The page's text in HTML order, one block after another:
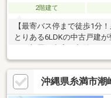
2階建て
【最寄バス停まで徒歩1分
とりある6LDKの中古戸建
彩に活用できます。和室も
としても重宝します。キッ
日のお料理が快適です。最
学に便利な立地。毎日のお
沖縄県糸満市潮